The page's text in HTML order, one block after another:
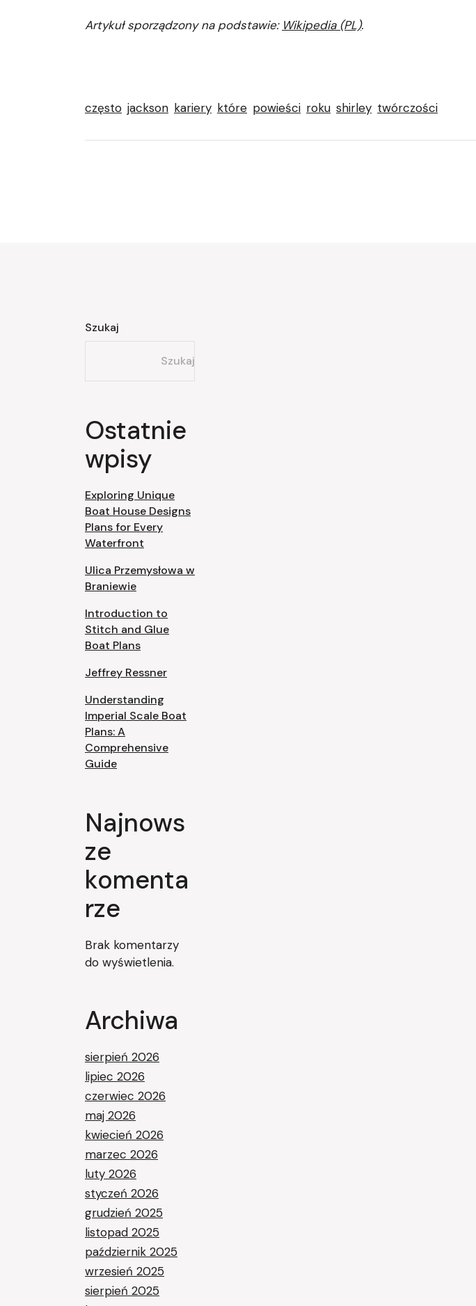
Artykuł sporządzony na podstawie: Wikipedia (PL).
często jackson kariery które powieści roku shirley twórczości
Szukaj
Szukaj
Ostatnie
wpisy
Exploring Unique
Boat House Designs
Plans for Every
Waterfront
Ulica Przemysłowa w
Braniewie
Introduction to
Stitch and Glue
Boat Plans
Jeffrey Ressner
Understanding
Imperial Scale Boat
Plans: A
Comprehensive
Guide
Najnows
ze
komenta
rze
Brak komentarzy
do wyświetlenia.
Archiwa
sierpień 2026
lipiec 2026
czerwiec 2026
maj 2026
kwiecień 2026
marzec 2026
luty 2026
styczeń 2026
grudzień 2025
listopad 2025
październik 2025
wrzesień 2025
sierpień 2025